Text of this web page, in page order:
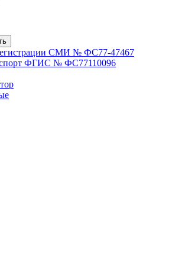
СМИ № ФС77-47467
ФГИС № ФС77110096